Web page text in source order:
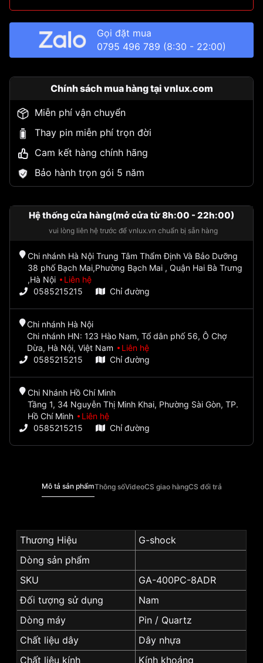
Gọi đặt mua
0795 496 789 (8:30 - 22:00)
Chính sách mua hàng tại vnlux.com
Miễn phí vận chuyển
Thay pin miễn phí trọn đời
Cam kết hàng chính hãng
Bảo hành trọn gói 5 năm
Hệ thống cửa hàng(mở cửa từ 8h:00 - 22h:00)
vui lòng liên hệ trước để vnlux.vn chuẩn bị sẵn hàng
Chi nhánh Hà Nội Trung Tâm Thẩm Định Và Bảo Dưỡng
38 phố Bạch Mai,Phường Bạch Mai , Quận Hai Bà Trưng
,Hà Nội
Liên hệ
0585215215
Chỉ đường
Chi nhánh Hà Nội
Chi nhánh HN: 123 Hào Nam, Tổ dân phố 56, Ô Chợ
Dừa, Hà Nội, Việt Nam
Liên hệ
0585215215
Chỉ đường
Chi Nhánh Hồ Chí Minh
Tầng 1, 34 Nguyễn Thị Minh Khai, Phường Sài Gòn, TP.
Hồ Chí Minh
Liên hệ
0585215215
Chỉ đường
Mô tả sản phẩmThông sốVideoCS giao hàngCS đổi trả
Thương Hiệu
G-shock
Dòng sản phẩm
SKU
GA-400PC-8ADR
Đối tượng sử dụng
Nam
Dòng máy
Pin / Quartz
Chất liệu dây
Dây nhựa
Chất liệu kính
Kính khoáng